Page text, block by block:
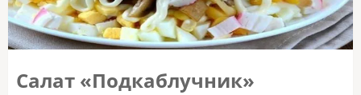
Салат «Подкаблучник»